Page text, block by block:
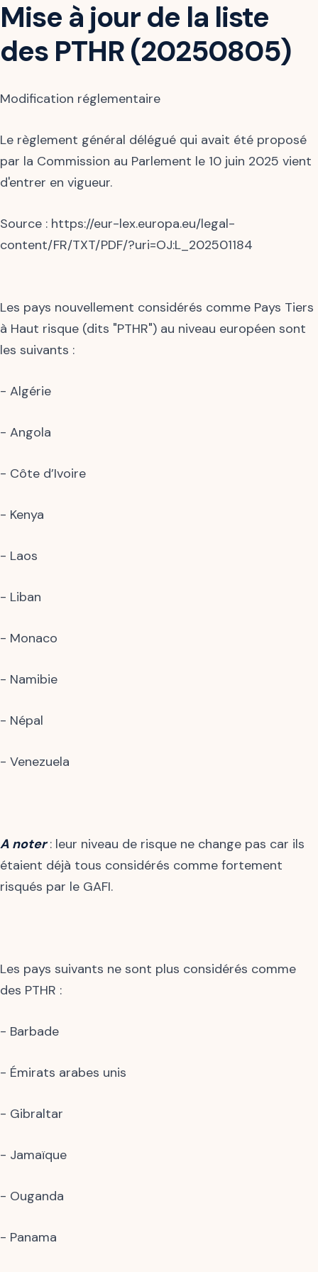
Mise à jour de la liste
des PTHR (20250805)
Modification réglementaire
Le règlement général délégué qui avait été proposé
par la Commission au Parlement le 10 juin 2025 vient
d'entrer en vigueur.
Source : https://eur-lex.europa.eu/legal-
content/FR/TXT/PDF/?uri=OJ:L_202501184
Les pays nouvellement considérés comme Pays Tiers
à Haut risque (dits "PTHR") au niveau européen sont
les suivants :
- Algérie
- Angola
- Côte d’Ivoire
- Kenya
- Laos
- Liban
- Monaco
- Namibie
- Népal
- Venezuela
A noter: leur niveau de risque ne change pas car ils
étaient déjà tous considérés comme fortement
risqués par le GAFI.
Les pays suivants ne sont plus considérés comme
des PTHR :
- Barbade
- Émirats arabes unis
- Gibraltar
- Jamaïque
- Ouganda
- Panama